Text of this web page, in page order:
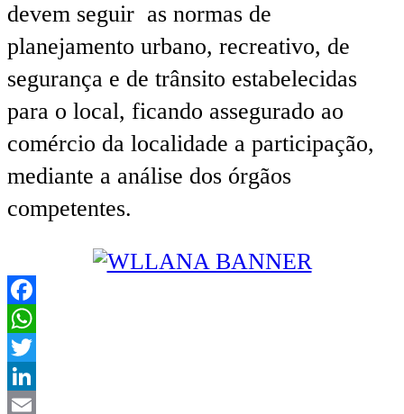
devem seguir as normas de
planejamento urbano, recreativo, de
segurança e de trânsito estabelecidas
para o local, ficando assegurado ao
comércio da localidade a participação,
mediante a análise dos órgãos
competentes.
Facebook
WhatsApp
Twitter
LinkedIn